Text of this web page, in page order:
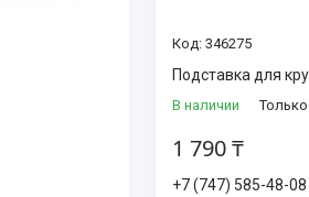
346275
Подставка для
В наличии
1 790 ₸
+7 (747) 585-48-08